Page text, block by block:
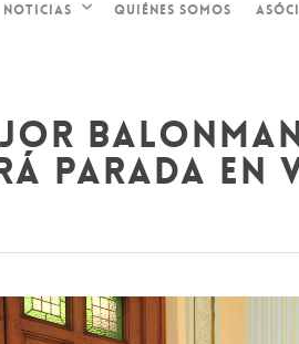
NOTICIAS QUIÉNES SOMOS
parada